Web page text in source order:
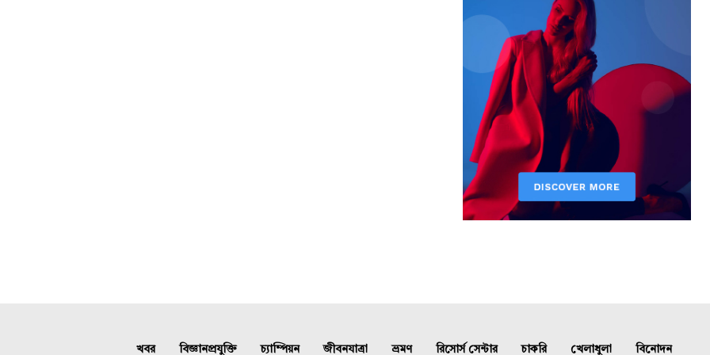
খবর বিজ্ঞানপ্রযুক্তি চ্যাম্পিয়ন জীবনযাত্রা ভ্রমণ রিসোর্স সেন্টার চাকরি খেলাধুলা বিনোদন